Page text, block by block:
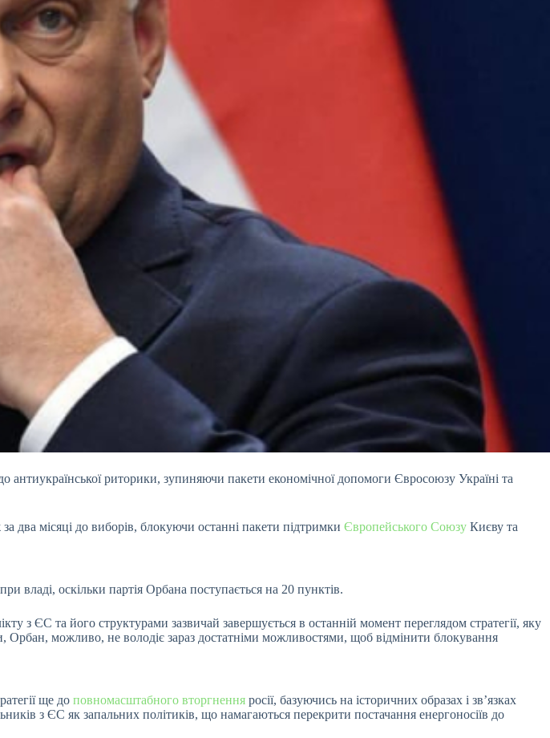
риторики, зупиняючи пакети економічної допомоги Євросоюзу Україні та
місяці до виборів, блокуючи останні пакети підтримки Європейського Союзу Києву та
владі, оскільки партія Орбана поступається на 20 пунктів.
з ЄС та його структурами зазвичай завершується в останній момент переглядом стратегії, яку
Орбан, можливо, не володіє зараз достатніми можливостями, щоб відмінити блокування
ще до повномасштабного вторгнення росії, базуючись на історичних образах і зв’язках
з ЄС як запальних політиків, що намагаються перекрити постачання енергоносіїв до